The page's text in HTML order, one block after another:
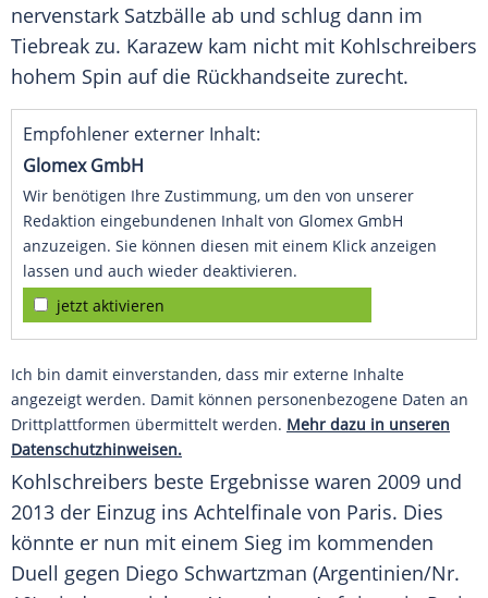
nervenstark Satzbälle ab und schlug dann im
Tiebreak zu. Karazew kam nicht mit Kohlschreibers
hohem Spin auf die Rückhandseite zurecht.
Empfohlener externer Inhalt:
Glomex GmbH
Wir benötigen Ihre Zustimmung, um den von unserer
Redaktion eingebundenen Inhalt von Glomex GmbH
anzuzeigen. Sie können diesen mit einem Klick anzeigen
lassen und auch wieder deaktivieren.
jetzt aktivieren
Ich bin damit einverstanden, dass mir externe Inhalte
angezeigt werden. Damit können personenbezogene Daten an
Drittplattformen übermittelt werden. Mehr dazu in unseren
Datenschutzhinweisen.
Kohlschreibers beste Ergebnisse waren 2009 und
2013 der Einzug ins Achtelfinale von Paris. Dies
könnte er nun mit einem Sieg im kommenden
Duell gegen Diego Schwartzman (Argentinien/Nr.